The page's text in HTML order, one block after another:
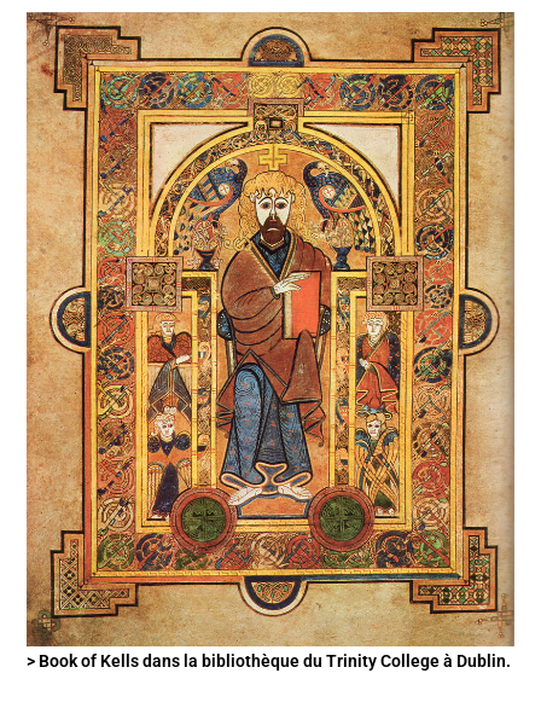
> Book of Kells dans la bibliothèque du Trinity College à Dublin.